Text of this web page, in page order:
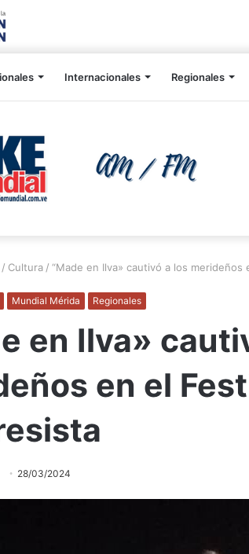
Internacionales Regionales
/ Cultura / “Made en Ilva» cautivó a los
Mundial Mérida Regionales
en Ilva»
en el
28/03/2024